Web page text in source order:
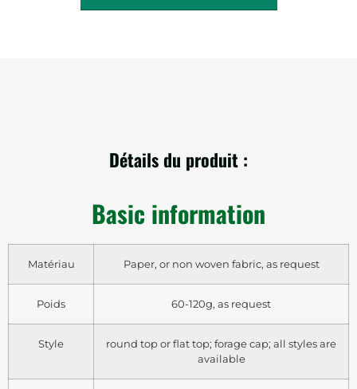
Détails du produit :
Basic information
Matériau Paper, or non woven fabric, as request
Poids 60-120g, as request
Style
round top or flat top; forage cap; all styles are
available